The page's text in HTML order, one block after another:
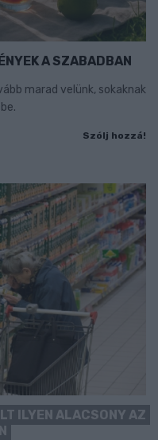
A SZABADBAN
marad velünk, sokaknak
Szólj hozzá!
ILYEN ALACSONY AZ